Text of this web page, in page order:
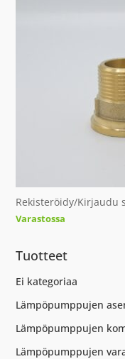
Rekisteröidy/Kirjaudu
Varastossa
Tuotteet
Ei kategoriaa
Lämpöpumppujen
Lämpöpumppujen
Lämpöpumppujen